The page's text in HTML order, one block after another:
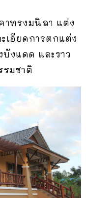
ทรงมนิลา แต่ง
เอียดการตกแต่ง
งแดด และราว
มชาติ